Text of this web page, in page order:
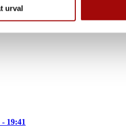
med. Dessa kan i sin
har samlat in när du har använt
urval
19:41